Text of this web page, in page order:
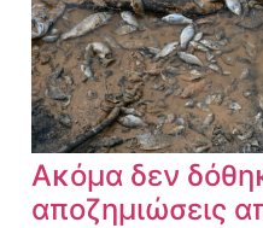
Ακόμα δεν
αποζημιώσεις